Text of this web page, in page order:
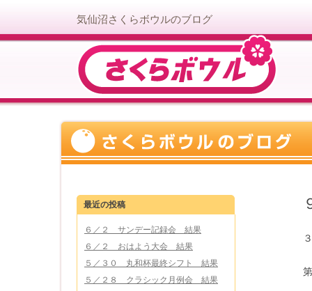
気仙沼さくらボウルのブログ
最近の投稿
６／２ サンデー記録会 結果
６／２ おはよう大会 結果
５／３０ 丸和杯最終シフト 結果
５／２８ クラシック月例会 結果